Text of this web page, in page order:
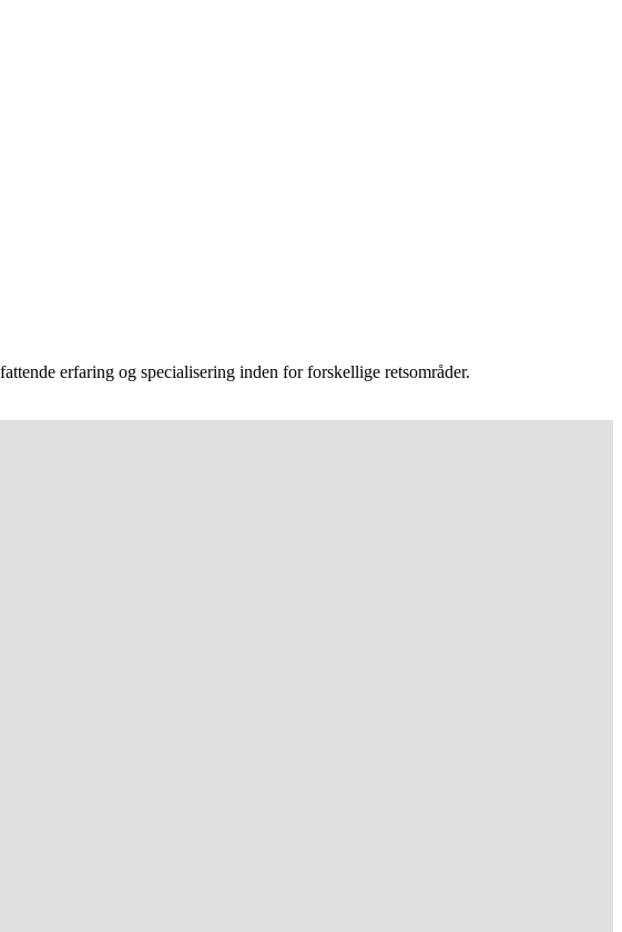
erfaring og specialisering inden for forskellige retsområder.